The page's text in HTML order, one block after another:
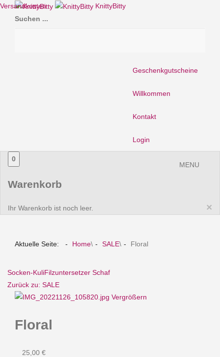
KnittyBitty
Suchen ...
Geschenkgutscheine
Willkommen
Kontakt
Login
MENU
0
Warenkorb
×
Ihr Warenkorb ist noch leer.
Aktuelle Seite: Home\ SALE\ Floral
Socken-KuliFilzuntersetzer Schaf
Zurück zu: SALE
Vergrößern
Floral
25,00 €
Versandkosten